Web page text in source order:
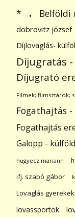
* . Belföldi
dobrovitz józsef
Díjlovaglás-
Díjugratás
Díjugrató
Filmek; filmsztárok;
Fogathajtás
Fogathajtás
Galopp - külföld
hugyecz mariann
ifj. szabó gábor
Lovaglás
lovassportok